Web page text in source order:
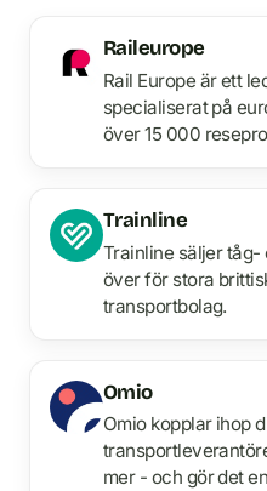
Raileurope
Rail Europe är ett
specialiserat på
över 15 000
Trainline
Trainline säljer
över för stora
transportbolag.
Omio
Omio kopplar ihop
mer - och gör det